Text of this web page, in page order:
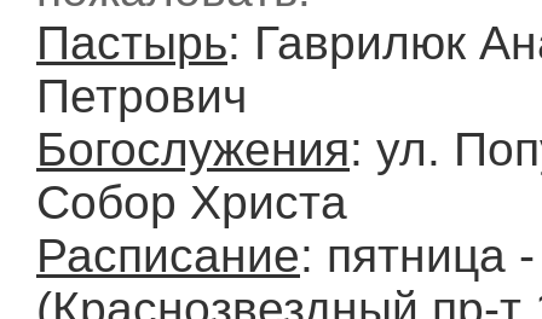
Пастырь: Гаврилюк
Петрович
Богослужения: ул.
Собор Христа
Расписание: пятница